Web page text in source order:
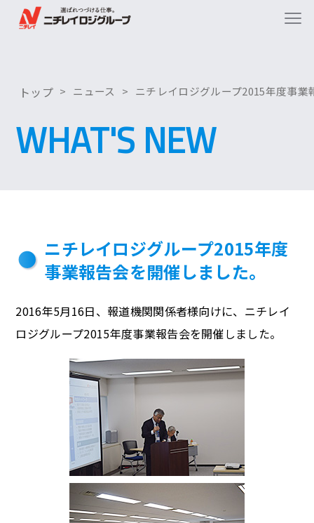
トップ ニュース ニチレイロジグループ2015年度事
WHAT'S NEW
ニチレイロジグループ2015年度
事業報告会を開催しました。
2016年5月16日、報道機関関係者様向けに、ニチレイ
ロジグループ2015年度事業報告会を開催しました。